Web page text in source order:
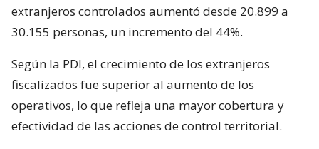
extranjeros controlados aumentó desde 20.899 a
30.155 personas, un incremento del 44%.
Según la PDI, el crecimiento de los extranjeros
fiscalizados fue superior al aumento de los
operativos, lo que refleja una mayor cobertura y
efectividad de las acciones de control territorial.